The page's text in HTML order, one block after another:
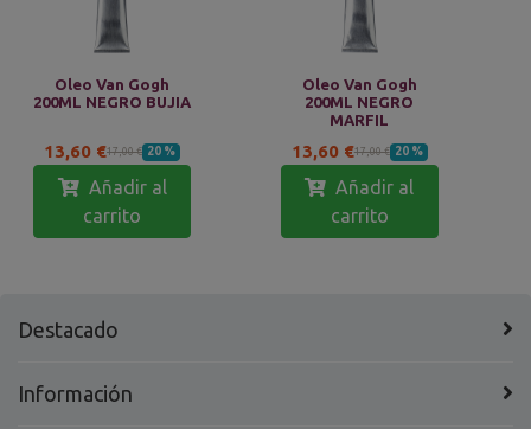
Oleo Van Gogh
200ML NEGRO BUJIA
13,60 €17,00 € 20 %
Añadir al
carrito
Oleo Van Gogh
200ML NEGRO
MARFIL
13,60 €17,00 € 20 %
Añadir al
carrito
Destacado
Información